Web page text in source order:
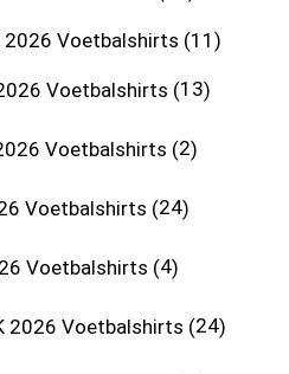
2026 Voetbalshirts 11
Voetbalshirts 13
Voetbalshirts 2
Voetbalshirts 24
Voetbalshirts 4
2026 Voetbalshirts 24